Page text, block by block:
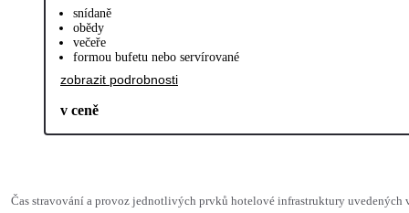
snídaně
obědy
večeře
formou bufetu nebo servírované
zobrazit podrobnosti
v ceně
Čas stravování a provoz jednotlivých prvků hotelové infrastruktury uvedených